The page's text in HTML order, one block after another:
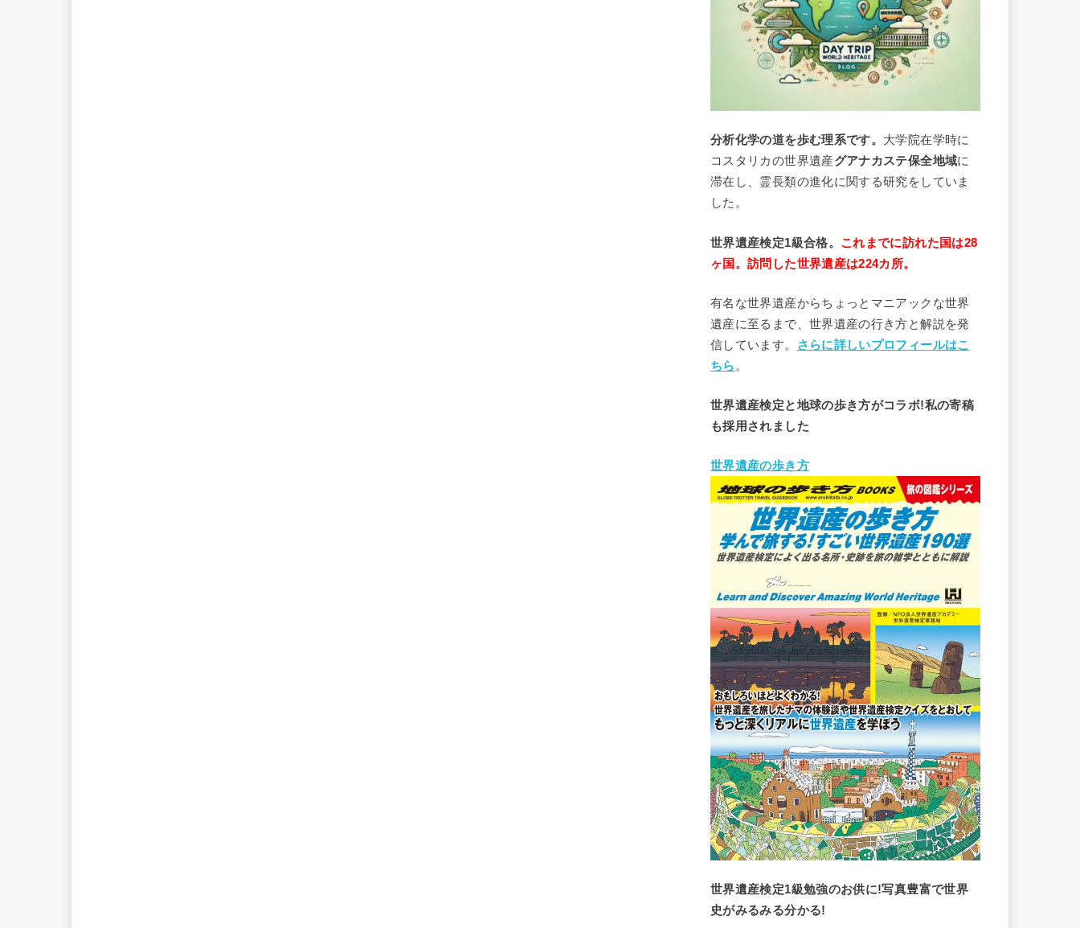
分析化学の道を歩む理系です。 大学院在学時に
コスタリカの世界遺産グアナカステ保全地域に
滞在し、霊長類の進化に関する研究をしていま
した。
世界遺産検定1級合格。 これまでに訪れた国は28
ヶ国。訪問した世界遺産は224カ所。
有名な世界遺産からちょっとマニアックな世界
遺産に至るまで、世界遺産の行き方と解説を発
信しています。
さらに詳しいプロフィールはこ
ちら 。
世界遺産検定と地球の歩き方がコラボ!私の寄稿
も採用されました
世界遺産の歩き方
世界遺産検定1級勉強のお供に!写真豊富で世界
史がみるみる分かる!